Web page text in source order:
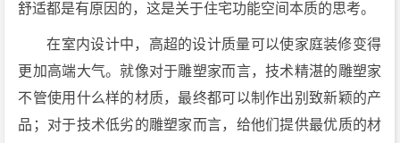
舒适都是有原因的，这是关于住宅功能空间本质的思考。
在室内设计中，高超的设计质量可以使家庭装修变得
更加高端大气。就像对于雕塑家而言，技术精湛的雕塑家
不管使用什么样的材质，最终都可以制作出别致新颖的产
品；对于技术低劣的雕塑家而言，给他们提供最优质的材